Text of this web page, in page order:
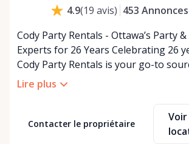
4.9(19 avis) 453 Annonces
Cody Party Rentals - Ottawa’s Party
Experts for 26 Years Celebrating 26 years in Ottawa,
Cody Party Rentals is your go-to
things party and event rentals. We’re proud to be a
partner of Rent Anything, expanding
At Cody Party Rentals, we believe in
sharing—giving others the chance to
Lire plus
Contacter le propriétaire